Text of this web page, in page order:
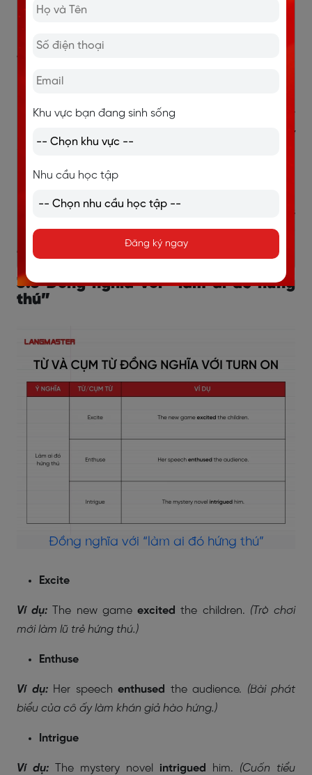
Ví dụ: Our success
nhóm tốt.)
Rely on
Ví dụ:Their companyrely ongovernment support for
(Công ty của họ dựa vào sự hỗ trợ để duy
Hinge on
The outcome of this round
his
performance.(Kết quả của vòng thi này phụ thuộc vào
màn trình diễn của anh ấy.)
3.3 Đồng nghĩa với “làm ai đó hứng
thú”
Đồng nghĩa với “làm ai đó hứng thú”
Excite
Ví dụ: The new gameexcitedthe children. (Trò chơi
mới làm lũ trẻ hứng thú.)
Enthuse
Ví dụ:Her speech enthused the audience. (Bài phát
biểu của cô ấy làm khán giả hào hứng.)
Intrigue
Ví dụ: The mystery novel intrigued him. (Cuốn tiểu
Khu vực bạn đang sinh sống
Nhu cầu học tập
Đăng ký ngay